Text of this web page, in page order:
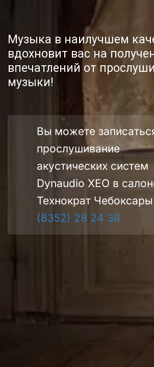
Музыка в наилучшем
вдохновит вас на
впечатлений от
музыки!
Вы можете
прослушивание
акустических систем
Dynaudio XEO в
Технократ Чебоксары
(8352) 28 24 38